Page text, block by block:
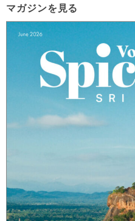
マガジンを見る